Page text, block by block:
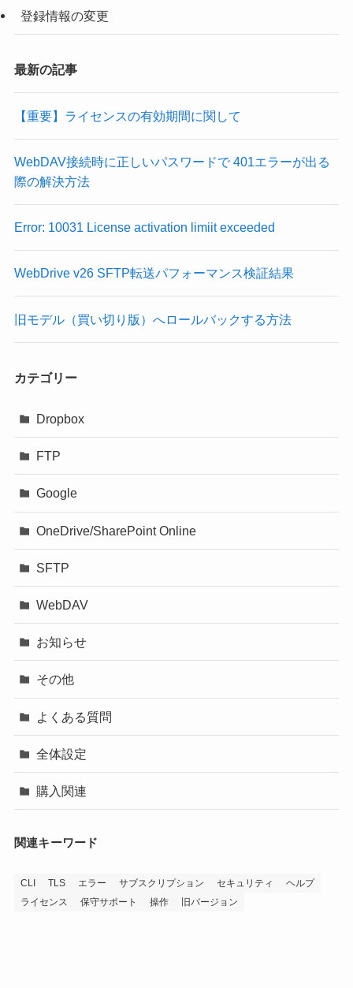
登録情報の変更
最新の記事
【重要】ライセンスの有効期間に関して
WebDAV接続時に正しいパスワードで 401エラーが出る
際の解決方法
Error: 10031 License activation limiit exceeded
WebDrive v26 SFTP転送パフォーマンス検証結果
旧モデル（買い切り版）へロールバックする方法
カテゴリー
Dropbox
FTP
Google
OneDrive/SharePoint Online
SFTP
WebDAV
お知らせ
その他
よくある質問
全体設定
購入関連
関連キーワード
CLI TLS エラー サブスクリプション セキュリティ
ヘルプ
ライセンス
保守サポート 操作 旧バージョン